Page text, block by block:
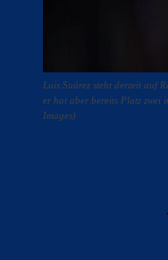
Luis Suárez steht derzeit auf
er hat aber bereits Platz zwei
Images)